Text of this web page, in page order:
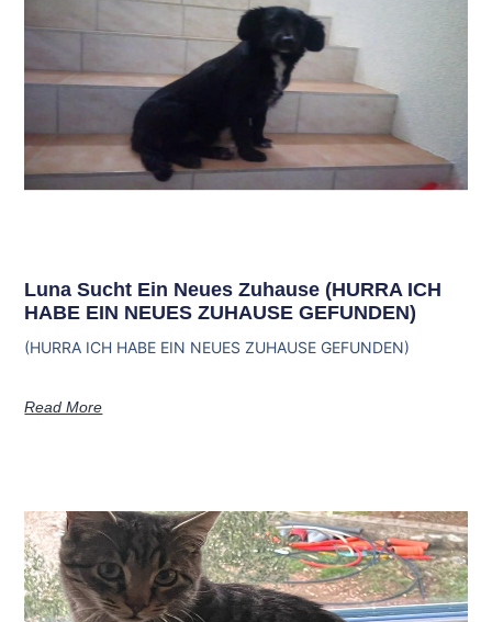
Luna Sucht Ein Neues Zuhause (HURRA ICH
HABE EIN NEUES ZUHAUSE GEFUNDEN)
(HURRA ICH HABE EIN NEUES ZUHAUSE GEFUNDEN)
Read More